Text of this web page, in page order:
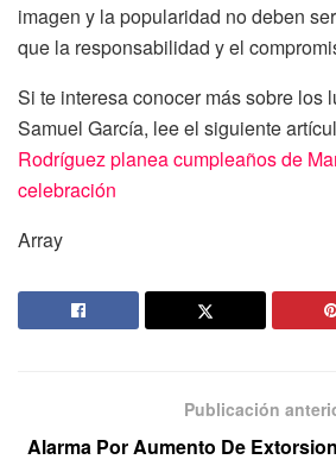
imagen y la popularidad no deben
que la responsabilidad y el
Si te interesa conocer más sobre los
Samuel García, lee el siguiente
Rodríguez planea cumpleaños de
celebración
Array
Publicación
Alarma Por Aumento De